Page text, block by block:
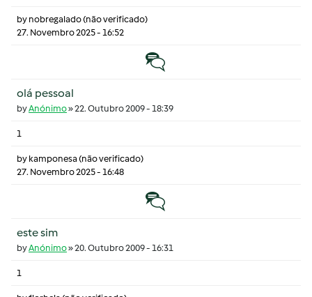
by nobregalado (não verificado)
27. Novembro 2025 - 16:52
Tópico normal
olá pessoal
byAnónimo»22. Outubro 2009 - 18:39
1
by kamponesa (não verificado)
27. Novembro 2025 - 16:48
Tópico normal
este sim
byAnónimo»20. Outubro 2009 - 16:31
1